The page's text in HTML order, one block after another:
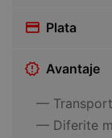
Plata
Avantaje
— Transport
— Diferite